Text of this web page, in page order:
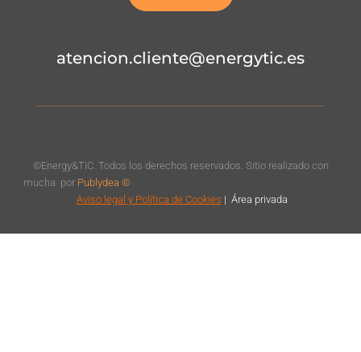
atencion.cliente@energytic.es
©Energy&TIC. Todos los derechos reservados. Sitio realizado con
mucha por Publydea ©
Aviso legal y Política de Cookies | Área privada